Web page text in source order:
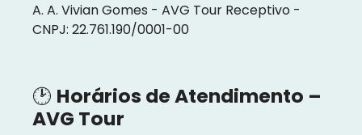
A. A. Vivian Gomes - AVG Tour Receptivo -
CNPJ: 22.761.190/0001-00
🕑 Horários de Atendimento –
AVG Tour